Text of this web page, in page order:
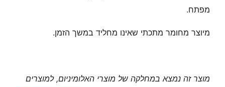
מפתח.
מיוצר מחומר מתכתי שאינו מחליד במשך הזמן.
מוצר זה נמצא במחלקה של מוצרי האלומיניום, למוצרים